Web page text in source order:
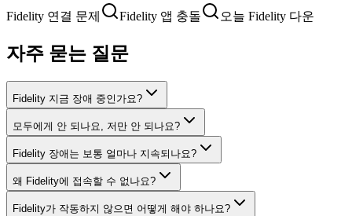
Fidelity 연결 문제
Fidelity 앱 충돌 오늘 Fidelity 다운
자주 묻는 질문
Fidelity 지금 장애 중인가요?
모두에게 안 되나요, 저만 안 되나요?
Fidelity 장애는 보통 얼마나 지속되나요?
왜 Fidelity에 접속할 수 없나요?
Fidelity가 작동하지 않으면 어떻게 해야 하나요?